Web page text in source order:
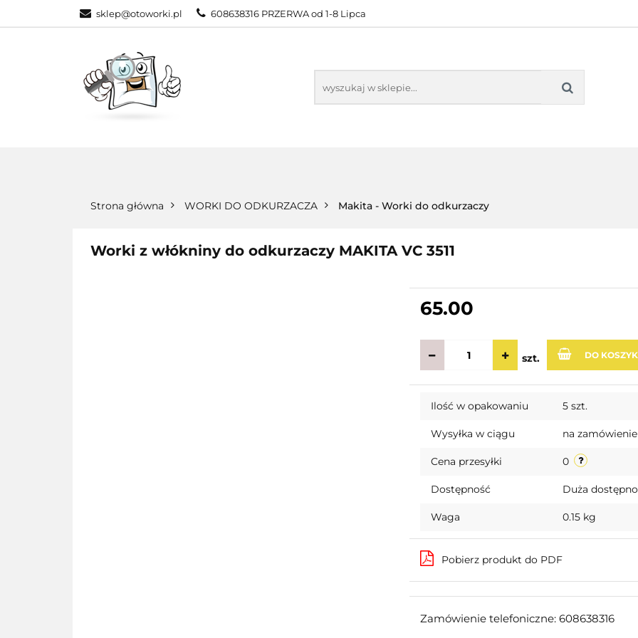
sklep@otoworki.pl 608638316 PRZERWA od 1-8 Lipca
NASZA OFERTA KONTAKT BESTSELLERY BLOG
Strona główna WORKI DO ODKURZACZA Makita - Worki do odkurzaczy
Worki z włókniny do odkurzaczy MAKITA VC 3511
65.00
szt. DO
Ilość w opakowaniu 5 szt.
Wysyłka w ciągu na zamówienie
Cena przesyłki 0
Dostępność Duża
Waga 0.15 kg
Pobierz produkt do PDF
Zamówienie telefoniczne: 608638316